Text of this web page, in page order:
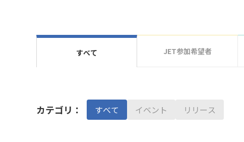
すべて JET参加希望者
カテゴリ： すべて イベント リリース